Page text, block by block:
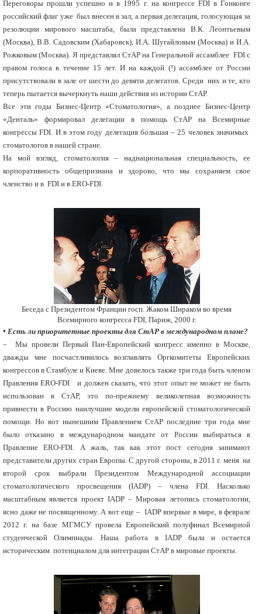
Переговоры прошли успешно и в 1995 г. на конгрессе FDI в Гонконге
российский флаг уже был внесен в зал, а первая делегация, голосующая за
резолюции мирового масштаба, была представлена В.К. Леонтьевым
(Москва), В.В. Садовским (Хабаровск), И.А. Шугайловым (Москва) и И.А.
Рожковым (Москва). Я представлял СтАР на Генеральной ассамблее FDI с
правом голоса в течение 15 лет. И на каждой (!) ассамблее от России
присутствовали в зале от шести до девяти делегатов. Среди них и те, кто
теперь пытается вычеркнуть наши действия из истории СтАР.
Все эти годы Бизнес-Центр «Стоматология», а позднее Бизнес-Центр
«Денталь» формировал делегации в помощь СтАР на Всемирные
конгрессы FDI. И в этом году делегация большая – 25 человек значимых
стоматологов в нашей стране.
На мой взгляд, стоматология – наднациональная специальность, ее
корпоративность общепризнана и здорово, что мы сохраняем свое
членство и в FDI и в ERO-FDI.
Беседа с Президентом Франции госп. Жаком Шираком во время
Всемирного конгресса FDI, Париж, 2000 г.
• Есть ли приоритетные проекты для СтАР в международном плане?
– Мы провели Первый Пан-Европейский конгресс именно в Москве,
дважды мне посчастливилось возглавлять Оргкомитеты Европейских
конгрессов в Стамбуле и Киеве. Мне довелось также три года быть членом
Правления ERO-FDI и должен сказать, что этот опыт не может не быть
использован в СтАР, это по-прежнему великолепная возможность
привнести в Россию наилучшие модели европейской стоматологической
помощи. Но вот нынешним Правлением СтАР последние три года мне
было отказано в международном мандате от России выбираться в
Правление ERO-FDI. А жаль, так как этот пост сегодня занимают
представители других стран Европы. С другой стороны, в 2011 г. меня на
второй срок выбрали Президентом Международной ассоциации
стоматологического просвещения (IADP) – члена FDI. Насколько
масштабным является проект IADP – Мировая летопись стоматологии,
ясно даже не посвященному. А вот еще – IADP впервые в мире, в феврале
2012 г. на базе МГМСУ провела Европейский полуфинал Всемирной
студенческой Олимпиады. Наша работа в IADP была и остается
историческим потенциалом для интеграции СтАР в мировые проекты.